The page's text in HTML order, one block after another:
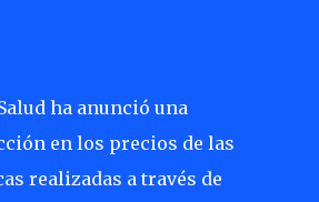
ha anunció una
en los precios de las
realizadas a través de